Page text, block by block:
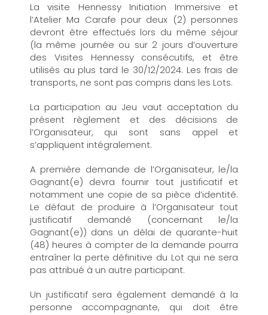
La visite Hennessy Initiation Immersive et
l’Atelier Ma Carafe pour deux (2) personnes
devront être effectués lors du même séjour
(la même journée ou sur 2 jours d’ouverture
des Visites Hennessy consécutifs, et être
utilisés au plus tard le 30/12/2024. Les frais de
transports, ne sont pas compris dans les Lots.
La participation au Jeu vaut acceptation du
présent règlement et des décisions de
l’Organisateur, qui sont sans appel et
s’appliquent intégralement.
A première demande de l’Organisateur, le/la
Gagnant(e) devra fournir tout justificatif et
notamment une copie de sa pièce d’identité.
Le défaut de produire à l’Organisateur tout
justificatif demandé (concernant le/la
Gagnant(e)) dans un délai de quarante-huit
(48) heures à compter de la demande pourra
entraîner la perte définitive du Lot qui ne sera
pas attribué à un autre participant.
Un justificatif sera également demandé à la
personne accompagnante, qui doit être